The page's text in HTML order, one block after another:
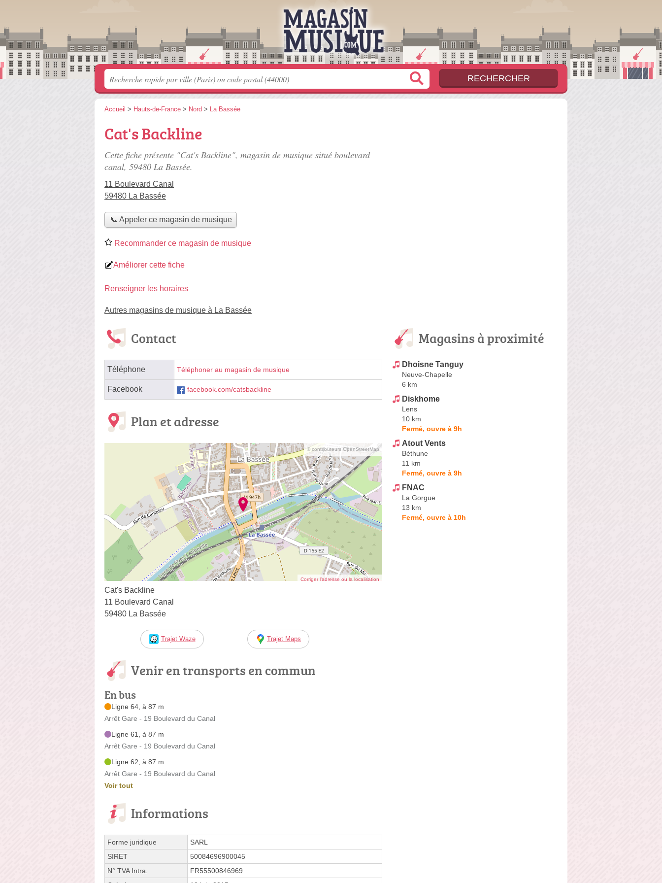
Accueil > Hauts-de-France > Nord > La Bassée
Cat's Backline
Cette fiche présente "Cat's Backline", magasin de musique situé boulevard
canal, 59480 La Bassée.
11 Boulevard Canal
59480 La Bassée
📞 Appeler ce magasin de musique
Recommander ce magasin de musique
Améliorer cette fiche
Renseigner les horaires
Autres magasins de musique à La Bassée
Contact
Téléphone Téléphoner au magasin de musique
Facebook facebook.com/catsbackline
Plan et adresse
© contributeurs OpenStreetMap
Corriger l’adresse ou la localisation
Cat's Backline
11 Boulevard Canal
59480 La Bassée
Trajet Waze Trajet Maps
Venir en transports en commun
En bus
Ligne 64, à 87 m
Arrêt Gare - 19 Boulevard du Canal
Ligne 61, à 87 m
Arrêt Gare - 19 Boulevard du Canal
Ligne 62, à 87 m
Arrêt Gare - 19 Boulevard du Canal
Voir tout
Informations
Forme juridique
SARL
SIRET
50084696900045
N° TVA Intra.
FR55500846969
Magasins à proximité
Dhoisne Tanguy
Neuve-Chapelle
6 km
Diskhome
Lens
10 km
Fermé, ouvre à 9h
Atout Vents
Béthune
11 km
Fermé, ouvre à 9h
FNAC
La Gorgue
13 km
Fermé, ouvre à 10h